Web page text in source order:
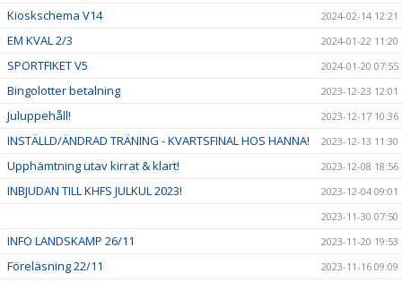
Kioskschema V14 2024-02-14 12:21
EM KVAL 2/3 2024-01-22 11:20
SPORTFIKET V5 2024-01-20 07:55
Bingolotter betalning 2023-12-23 12:01
Juluppehåll! 2023-12-17 10:36
INSTÄLLD/ÄNDRAD TRÄNING - KVARTSFINAL HOS HANNA! 2023-12-13 11:30
Upphämtning utav kirrat & klart! 2023-12-08 18:56
INBJUDAN TILL KHFS JULKUL 2023!
2023-12-04 09:01
2023-11-30 07:50
INFO LANDSKAMP 26/11 2023-11-20 19:53
Föreläsning 22/11 2023-11-16 09:09